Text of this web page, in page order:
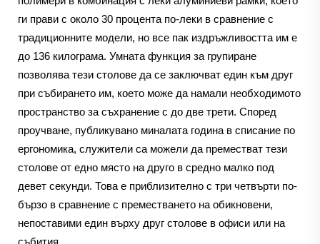
ги прави с около 30 процента по-леки в сравнение с
традиционните модели, но все пак издръжливостта им е
до 136 килограма. Умната функция за групиране
позволява тези столове да се заключват един към друг
при събирането им, което може да намали необходимото
пространство за съхранение с до две трети. Според
проучване, публикувано миналата година в списание по
ергономика, служители са можели да преместват тези
столове от едно място на друго в средно малко под
девет секунди. Това е приблизително с три четвърти по-
бързо в сравнение с преместването на обикновени,
непоставими един върху друг столове в офиси или на
събития.